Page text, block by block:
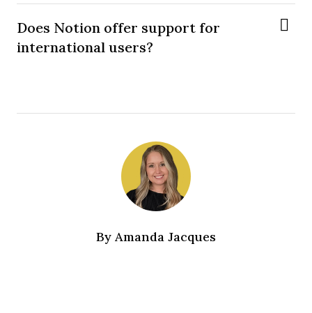
Does Notion offer support for
international users?
By Amanda Jacques